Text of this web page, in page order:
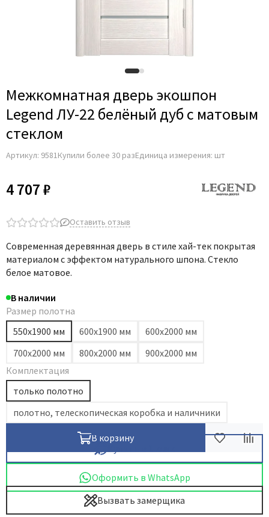
Межкомнатная дверь экошпон
Legend ЛУ-22 белёный дуб с матовым
стеклом
Артикул: 9581Купили более 30 разЕдиница измерения: шт
4 707 ₽
Оставить отзыв
Современная деревянная дверь в стиле хай-тек покрытая
материалом с эффектом натурального шпона. Стекло
белое матовое.
В наличии
Размер полотна
550х1900 мм
600х1900 мм
600х2000 мм
700х2000 мм
800х2000 мм
900х2000 мм
Комплектация
только полотно
полотно, телескопическая коробка и наличники
В корзину
Оформить в WhatsApp
Вызвать замерщика